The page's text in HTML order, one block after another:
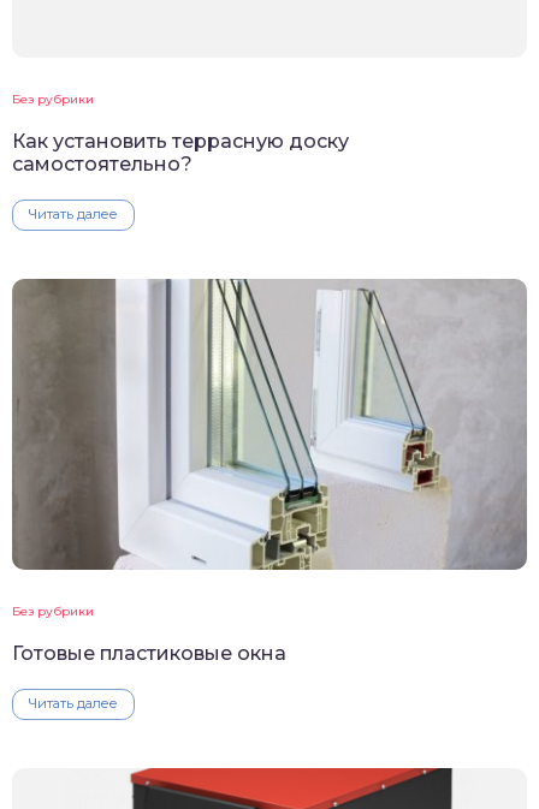
Без рубрики
Как установить террасную доску
самостоятельно?
Читать далее
Без рубрики
Готовые пластиковые окна
Читать далее